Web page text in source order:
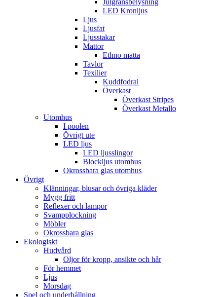
Julgransbelysning
LED Kronljus
Ljus
Ljusfat
Ljusstakar
Mattor
Ethno matta
Tavlor
Texilier
Kuddfodral
Överkast
Överkast Stripes
Överkast Metallo
Utomhus
I poolen
Övrigt ute
LED ljus
LED ljusslingor
Blockljus utomhus
Okrossbara glas utomhus
Övrigt
Klänningar, blusar och övriga kläder
Mygg fritt
Reflexer och lampor
Svampplockning
Möbler
Okrossbara glas
Ekologiskt
Hudvård
Oljor för kropp, ansikte och hår
För hemmet
Ljus
Morsdag
Spel och underhållning